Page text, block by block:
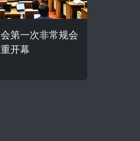
第一次非常规会
开幕